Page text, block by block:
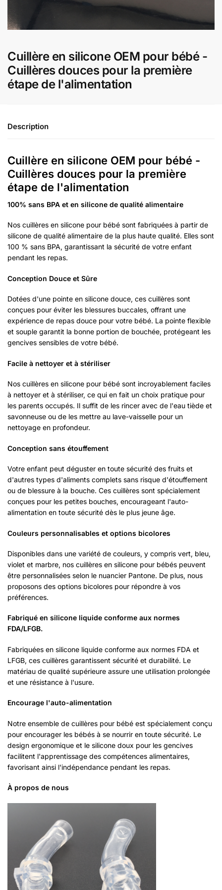
Cuillère en silicone OEM pour bébé -
Cuillères douces pour la première
étape de l'alimentation
Description
Cuillère en silicone OEM pour bébé -
Cuillères douces pour la première
étape de l'alimentation
100% sans BPA et en silicone de qualité alimentaire
Nos cuillères en silicone pour bébé sont fabriquées à partir de
silicone de qualité alimentaire de la plus haute qualité. Elles sont
100 % sans BPA, garantissant la sécurité de votre enfant
pendant les repas.
Conception Douce et Sûre
Dotées d'une pointe en silicone douce, ces cuillères sont
conçues pour éviter les blessures buccales, offrant une
expérience de repas douce pour votre bébé. La pointe flexible
et souple garantit la bonne portion de bouchée, protégeant les
gencives sensibles de votre bébé.
Facile à nettoyer et à stériliser
Nos cuillères en silicone pour bébé sont incroyablement faciles
à nettoyer et à stériliser, ce qui en fait un choix pratique pour
les parents occupés. Il suffit de les rincer avec de l'eau tiède et
savonneuse ou de les mettre au lave-vaisselle pour un
nettoyage en profondeur.
Conception sans étouffement
Votre enfant peut déguster en toute sécurité des fruits et
d'autres types d'aliments complets sans risque d'étouffement
ou de blessure à la bouche. Ces cuillères sont spécialement
conçues pour les petites bouches, encourageant l'auto-
alimentation en toute sécurité dès le plus jeune âge.
Couleurs personnalisables et options bicolores
Disponibles dans une variété de couleurs, y compris vert, bleu,
violet et marbre, nos cuillères en silicone pour bébés peuvent
être personnalisées selon le nuancier Pantone. De plus, nous
proposons des options bicolores pour répondre à vos
préférences.
Fabriqué en silicone liquide conforme aux normes
FDA/LFGB.
Fabriquées en silicone liquide conforme aux normes FDA et
LFGB, ces cuillères garantissent sécurité et durabilité. Le
matériau de qualité supérieure assure une utilisation prolongée
et une résistance à l'usure.
Encourage l'auto-alimentation
Notre ensemble de cuillères pour bébé est spécialement conçu
pour encourager les bébés à se nourrir en toute sécurité. Le
design ergonomique et le silicone doux pour les gencives
facilitent l'apprentissage des compétences alimentaires,
favorisant ainsi l'indépendance pendant les repas.
À propos de nous